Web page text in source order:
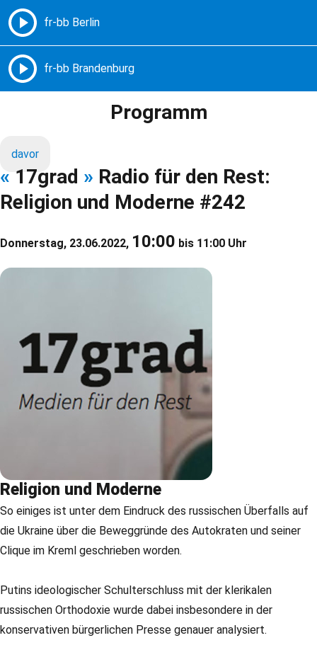
Freie Radios – Berlin Brandenburg
Programm
davor
« 17grad » Radio für den Rest:
Religion und Moderne #242
Donnerstag, 23.06.2022, 10:00 bis 11:00 Uhr
Religion und Moderne
So einiges ist unter dem Eindruck des russischen Überfalls auf
die Ukraine über die Beweggründe des Autokraten und seiner
Clique im Kreml geschrieben worden.
Putins ideologischer Schulterschluss mit der klerikalen
russischen Orthodoxie wurde dabei insbesondere in der
konservativen bürgerlichen Presse genauer analysiert.